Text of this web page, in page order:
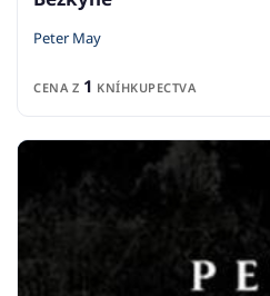
Peter May
CENA Z 1 KNÍHKUPECTVA